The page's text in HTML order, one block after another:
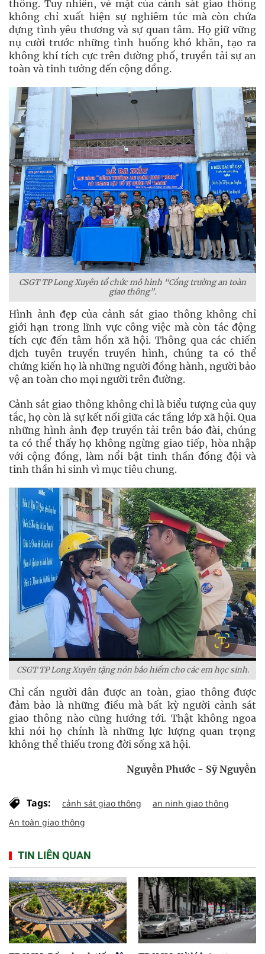
thông. Tuy nhiên, vẻ mặt của cảnh sát giao thông
không chỉ xuất hiện sự nghiêm túc mà còn chứa
đựng tình yêu thương và sự quan tâm. Họ giữ vững
nụ cười trước những tình huống khó khăn, tạo ra
không khí tích cực trên đường phố, truyền tải sự an
toàn và tinh tưởng đến cộng đồng.
CSGT TP Long Xuyên tổ chức mô hình “Cổng trường an toàn
giao thông”.
Hình ảnh đẹp của cảnh sát giao thông không chỉ
giới hạn trong lĩnh vực công việc mà còn tác động
tích cực đến tâm hồn xã hội. Thông qua các chiến
dịch tuyên truyền truyền hình, chúng ta có thể
chứng kiến họ là những người đồng hành, người bảo
vệ an toàn cho mọi người trên đường.
Cảnh sát giao thông không chỉ là biểu tượng của quy
tắc, họ còn là sự kết nối giữa các tầng lớp xã hội. Qua
những hình ảnh đẹp truyền tải trên báo đài, chúng
ta có thể thấy họ không ngừng giao tiếp, hòa nhập
với cộng đồng, làm nổi bật tinh thần đồng đội và
tinh thần hi sinh vì mục tiêu chung.
CSGT TP Long Xuyên tặng nón bảo hiểm cho các em học sinh.
Chỉ cần người dân được an toàn, giao thông được
đảm bảo là những điều mà bất kỳ người cảnh sát
giao thông nào cũng hướng tới. Thật không ngoa
khi nói họ chính là những lực lượng quan trọng
không thể thiếu trong đời sống xã hội.
Nguyễn Phước - Sỹ Nguyễn
Tags: cảnh sát giao thông
an ninh giao thông
An toàn giao thông
TIN LIÊN QUAN